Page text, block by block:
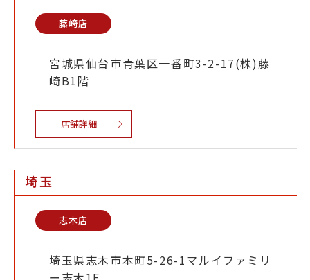
藤崎店
宮城県仙台市青葉区一番町3-2-17(株)藤
崎B1階
店舗詳細
埼玉
志木店
埼玉県志木市本町5-26-1マルイファミリ